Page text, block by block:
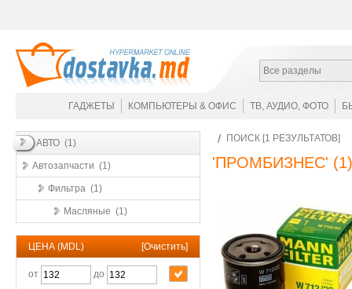
Все разделы
ГАДЖЕТЫ КОМПЬЮТЕРЫ & ОФИС ТВ, АУДИО, ФОТО
АВТО (1)
Автозапчасти (1)
Фильтра (1)
Масляные (1)
ЦЕНА (MDL) [Очистить]
от до
ПОИСК [1 РЕЗУЛЬТАТОВ]
'ПРОМБИЗНЕС' (1)